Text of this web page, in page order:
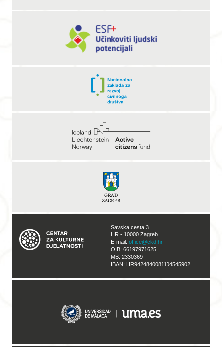
Savska cesta 3
HR - 10000 Zagreb
E-mail: office@ckd.hr
OIB: 66197971625
MB: 2330369
IBAN: HR9424840081104545902